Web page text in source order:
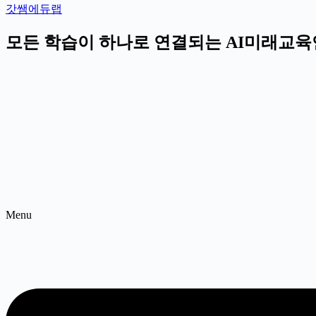
갓쌤에듀랩
모든 학습이 하나로 연결되는 AI미래교
Menu